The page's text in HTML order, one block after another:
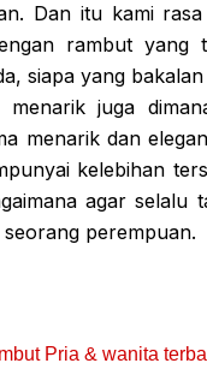
Dan itu kami
rambut yang
siapa yang
juga
menarik dan
kelebihan
agar selalu
perempuan.
Pria & wanita